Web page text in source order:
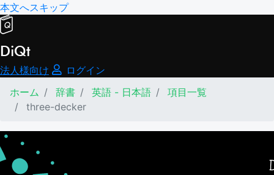
本文へスキップ
DiQt
法人様向け
ログイン
ホーム
辞書 英語 - 日本語
項目一覧
three-decker